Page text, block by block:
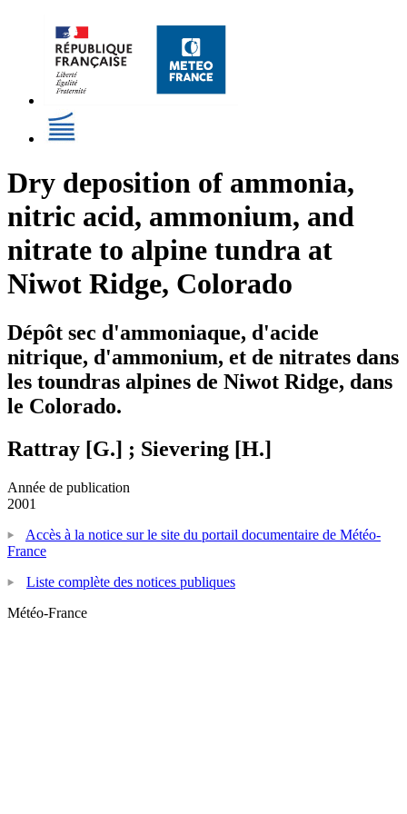
Dry deposition of ammonia,
nitric acid, ammonium, and
nitrate to alpine tundra at
Niwot Ridge, Colorado
Dépôt sec d'ammoniaque, d'acide
nitrique, d'ammonium, et de nitrates dans
les toundras alpines de Niwot Ridge, dans
le Colorado.
Rattray [G.] ; Sievering [H.]
Année de publication
2001
Accès à la notice sur le site du portail documentaire de Météo-
France
Liste complète des notices publiques
Météo-France